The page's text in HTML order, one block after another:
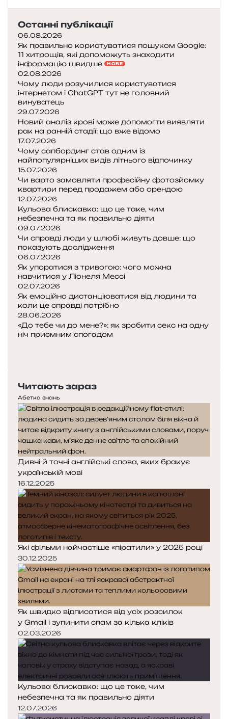
Останні публікації
06.08.2026
Як правильно користуватися пошуком Google:
11 хитрощів, які допоможуть знаходити
інформацію швидше
НОВЕ
02.08.2026
Чому люди розучилися користуватися
інтернетом і ChatGPT тут не головний
винуватець
29.07.2026
Новий аналіз крові може допомогти виявляти
рак на ранній стадії: що вже відомо
17.07.2026
Чому сапбординг став одним із
найпопулярніших видів літнього відпочинку
15.07.2026
Чи варто замовляти професійну фотозйомку
квартири перед продажем або орендою
12.07.2026
Кульова блискавка: що це таке, чим
небезпечна та як правильно діяти
09.07.2026
Чи справді люди у шлюбі живуть довше: що
показують дослідження
06.07.2026
Як упоратися з тривогою: чого можна
навчитися у Ліонеля Мессі
02.07.2026
Як емоційно дистанціюватися від людини та
коли це справді потрібно
28.06.2026
«До тебе чи до мене?»: як зробити секс на одну
ніч приємним спогадом
Читають зараз
Абетка знань
Дивні й точні англійські слова, яких бракує
українській мові
16.12.2025
Які фільми найчастіше «піратили» у 2025 році
30.12.2025
Як швидко відписатися від усіх розсилок
у Gmail і зупинити спам за кілька кліків
02.03.2026
Кульова блискавка: що це таке, чим
небезпечна та як правильно діяти
12.07.2026